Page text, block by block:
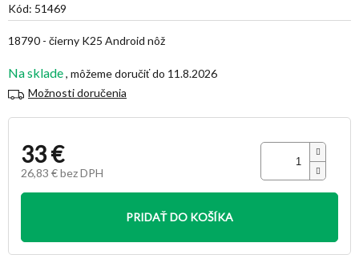
Kód: 51469
Na sklade
11.8.2026
Možnosti doručenia
33 €
26,83 € bez DPH
Jednotková
PRIDAŤ DO KOŠÍKA
18790 - čierny K25 Android nôž
5,0
5